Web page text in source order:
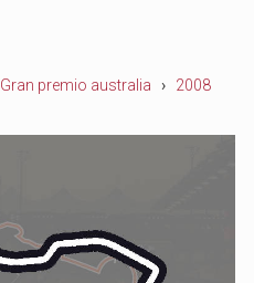
Gran premio australia 2008